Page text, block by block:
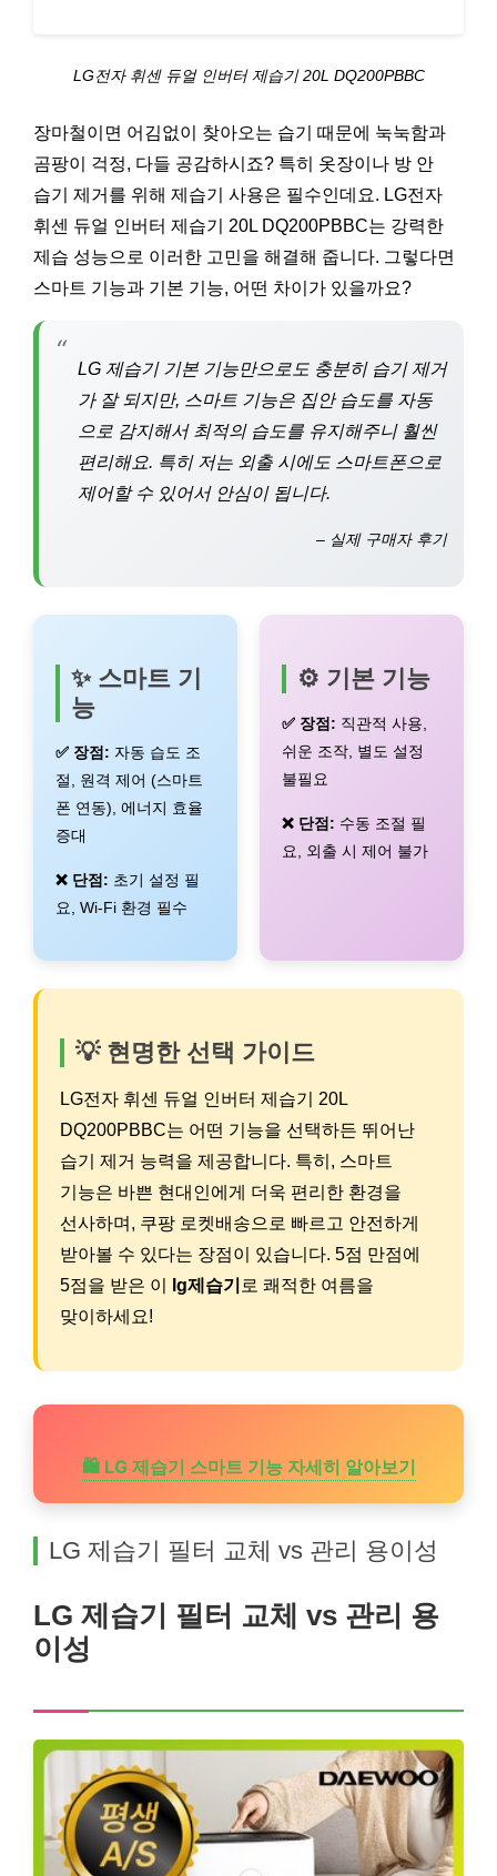
LG전자 휘센 듀얼 인버터 제습기 20L DQ200PBBC
장마철이면 어김없이 찾아오는 습기 때문에 눅눅함과
곰팡이 걱정, 다들 공감하시죠? 특히 옷장이나 방 안
습기 제거를 위해 제습기 사용은 필수인데요. LG전자
휘센 듀얼 인버터 제습기 20L DQ200PBBC는 강력한
제습 성능으로 이러한 고민을 해결해 줍니다. 그렇다면
스마트 기능과 기본 기능, 어떤 차이가 있을까요?
“
LG 제습기 기본 기능만으로도 충분히 습기 제거
가 잘 되지만, 스마트 기능은 집안 습도를 자동
으로 감지해서 최적의 습도를 유지해주니 훨씬
편리해요. 특히 저는 외출 시에도 스마트폰으로
제어할 수 있어서 안심이 됩니다.
– 실제 구매자 후기
✨ 스마트 기
능
✅ 장점: 자동 습도 조
절, 원격 제어 (스마트
폰 연동), 에너지 효율
증대
❌ 단점: 초기 설정 필
요, Wi-Fi 환경 필수
⚙️ 기본 기능
✅ 장점: 직관적 사용,
쉬운 조작, 별도 설정
불필요
❌ 단점: 수동 조절 필
요, 외출 시 제어 불가
💡 현명한 선택 가이드
LG전자 휘센 듀얼 인버터 제습기 20L
DQ200PBBC는 어떤 기능을 선택하든 뛰어난
습기 제거 능력을 제공합니다. 특히, 스마트
기능은 바쁜 현대인에게 더욱 편리한 환경을
선사하며, 쿠팡 로켓배송으로 빠르고 안전하게
받아볼 수 있다는 장점이 있습니다. 5점 만점에
5점을 받은 이
lg제습기 로 쾌적한 여름을
맞이하세요!
🛍️ LG 제습기 스마트 기능 자세히 알아보기
LG 제습기 필터 교체 vs 관리 용이성
LG 제습기 필터 교체 vs 관리 용
이성